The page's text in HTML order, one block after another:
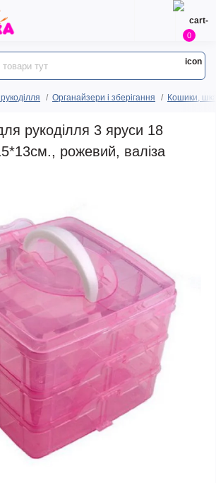
0
Органайзери і зберігання Кошики,
рукоділля 3 яруси 18
рожевий, валіза